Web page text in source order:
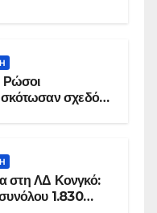
Ρώσοι
σκότωσαν σχεδόν
στη ΛΔ Κονγκό:
1.830